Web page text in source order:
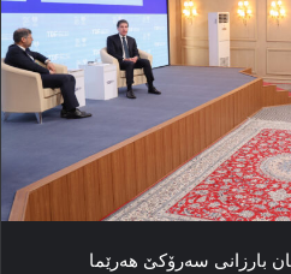
۲۰۲٥/٥/۱۸ نێچیرڤان بارزانی سه‌رۆکێ هه‌رێما